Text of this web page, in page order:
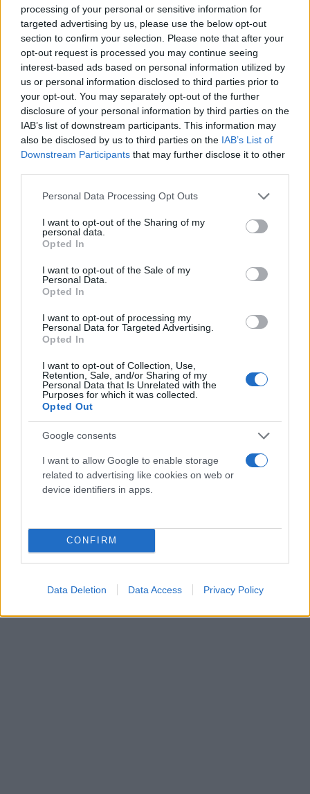
processing of your personal or sensitive information for
targeted advertising by us, please use the below opt-out
section to confirm your selection. Please note that after your
opt-out request is processed you may continue seeing
interest-based ads based on personal information utilized by
us or personal information disclosed to third parties prior to
your opt-out. You may separately opt-out of the further
disclosure of your personal information by third parties on the
IAB’s list of downstream participants. This information may
also be disclosed by us to third parties on the IAB’s List of
Downstream Participants that may further disclose it to other
Please note that this website/app uses one or more Google
not limited to your visit or usage behaviour. You may click to
grant or deny consent to Google and its third-party tags to
use your data for below specified purposes in below Google
consent section.
Personal Data Processing Opt Outs
I want to opt-out of the Sharing of my
personal data.
Opted In
I want to opt-out of the Sale of my
Personal Data.
Opted In
I want to opt-out of processing my
Personal Data for Targeted Advertising.
Opted In
I want to opt-out of Collection, Use,
Retention, Sale, and/or Sharing of my
Personal Data that Is Unrelated with the
Purposes for which it was collected.
Opted Out
Google consents
I want to allow Google to enable storage
related to advertising like cookies on web or
device identifiers in apps.
CONFIRM
Data Deletion Data Access Privacy Policy
Παραδοσιακά, τα κομψά, σκούρα ρούχα φοριούνται
σε ένδειξη σεβασμού - πρακτική που υιοθέτησαν
πολλοί από τους συγκεντρωμένους μεταξύ των
οποίων και ο Στάρμερ.
Φωτό: Reuters
ήταν ντυμένη στα μαύρα φορώντας μαύρο